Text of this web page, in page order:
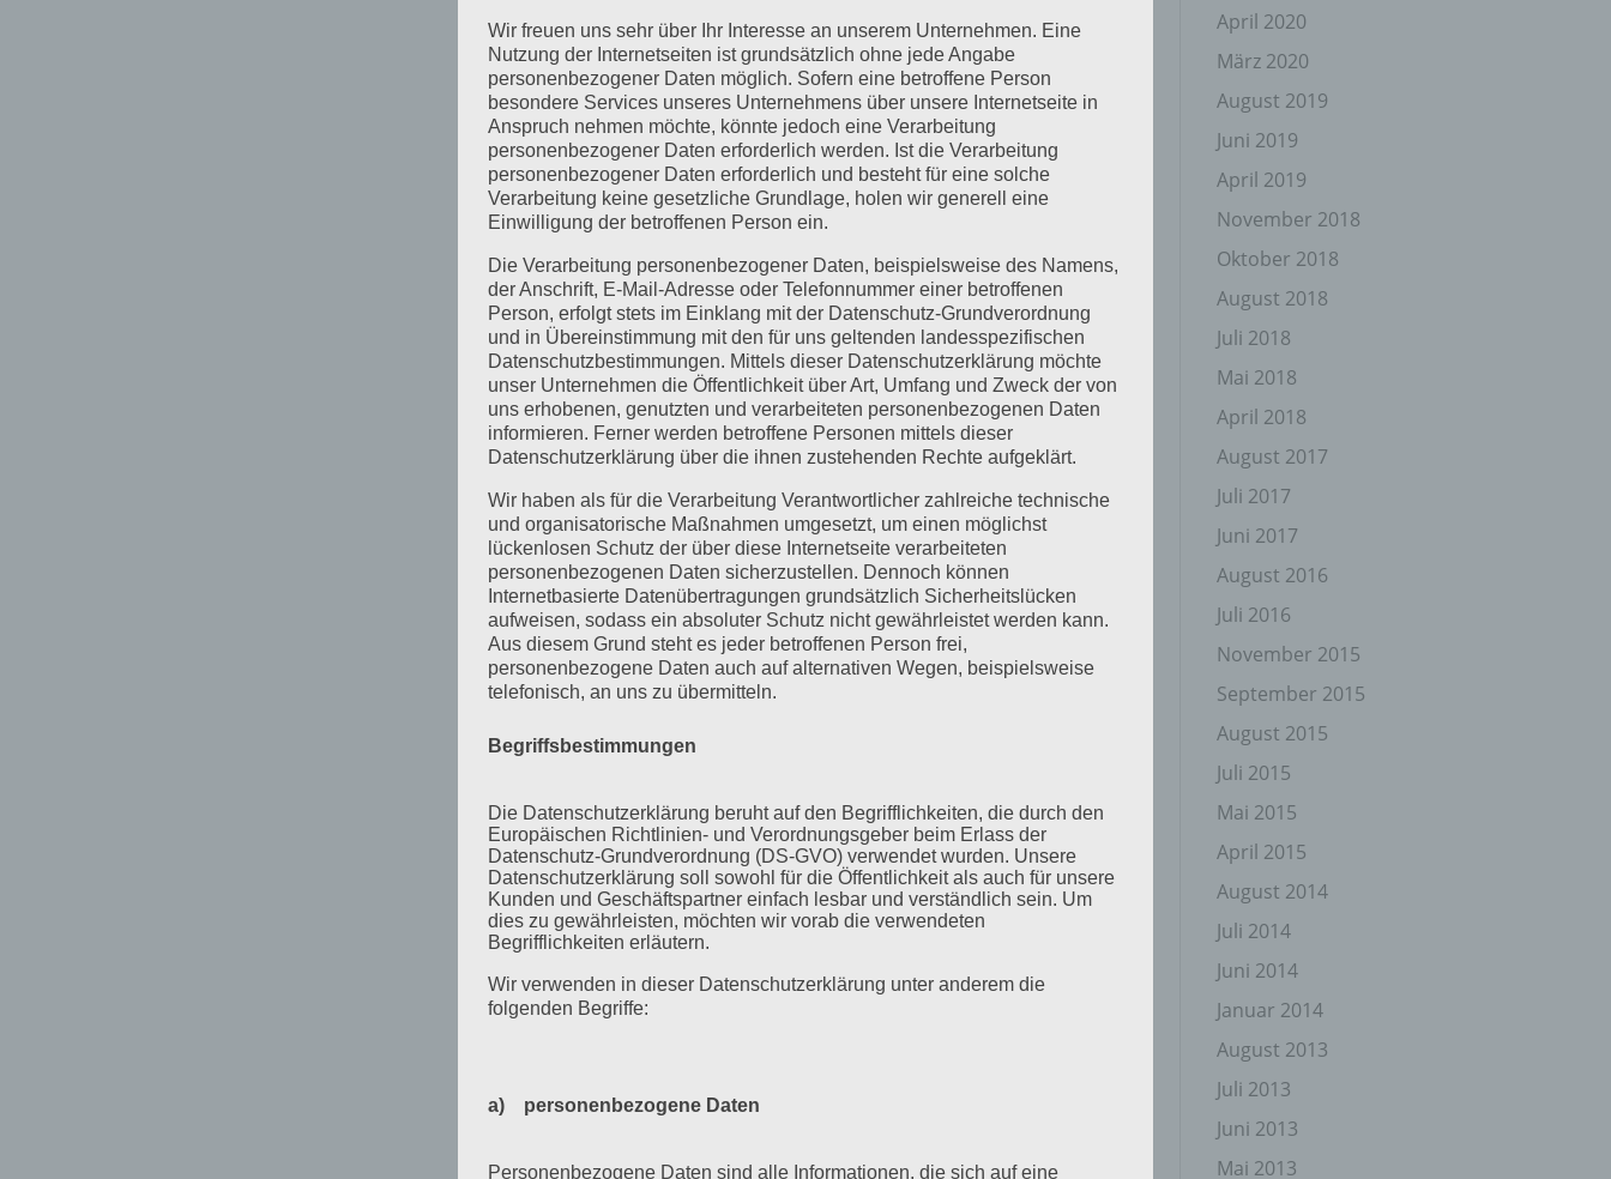
April 2020
März 2020
August 2019
Juni 2019
April 2019
November 2018
Oktober 2018
August 2018
Juli 2018
Mai 2018
April 2018
August 2017
Juli 2017
Juni 2017
August 2016
Juli 2016
November 2015
September 2015
August 2015
Juli 2015
Mai 2015
April 2015
August 2014
Juli 2014
Juni 2014
Januar 2014
August 2013
Juli 2013
Juni 2013
Mai 2013
Wir freuen uns sehr über Ihr Interesse an unserem Unternehmen. Eine
Nutzung der Internetseiten ist grundsätzlich ohne jede Angabe
personenbezogener Daten möglich. Sofern eine betroffene Person
besondere Services unseres Unternehmens über unsere Internetseite in
Anspruch nehmen möchte, könnte jedoch eine Verarbeitung
personenbezogener Daten erforderlich werden. Ist die Verarbeitung
personenbezogener Daten erforderlich und besteht für eine solche
Verarbeitung keine gesetzliche Grundlage, holen wir generell eine
Einwilligung der betroffenen Person ein.
Die Verarbeitung personenbezogener Daten, beispielsweise des Namens,
der Anschrift, E-Mail-Adresse oder Telefonnummer einer betroffenen
Person, erfolgt stets im Einklang mit der Datenschutz-Grundverordnung
und in Übereinstimmung mit den für uns geltenden landesspezifischen
Datenschutzbestimmungen. Mittels dieser Datenschutzerklärung möchte
unser Unternehmen die Öffentlichkeit über Art, Umfang und Zweck der von
uns erhobenen, genutzten und verarbeiteten personenbezogenen Daten
informieren. Ferner werden betroffene Personen mittels dieser
Datenschutzerklärung über die ihnen zustehenden Rechte aufgeklärt.
Wir haben als für die Verarbeitung Verantwortlicher zahlreiche technische
und organisatorische Maßnahmen umgesetzt, um einen möglichst
lückenlosen Schutz der über diese Internetseite verarbeiteten
personenbezogenen Daten sicherzustellen. Dennoch können
Internetbasierte Datenübertragungen grundsätzlich Sicherheitslücken
aufweisen, sodass ein absoluter Schutz nicht gewährleistet werden kann.
Aus diesem Grund steht es jeder betroffenen Person frei,
personenbezogene Daten auch auf alternativen Wegen, beispielsweise
telefonisch, an uns zu übermitteln.
Begriffsbestimmungen
Die Datenschutzerklärung beruht auf den Begrifflichkeiten, die durch den
Europäischen Richtlinien- und Verordnungsgeber beim Erlass der
Datenschutz-Grundverordnung (DS-GVO) verwendet wurden. Unsere
Datenschutzerklärung soll sowohl für die Öffentlichkeit als auch für unsere
Kunden und Geschäftspartner einfach lesbar und verständlich sein. Um
dies zu gewährleisten, möchten wir vorab die verwendeten
Begrifflichkeiten erläutern.
Wir verwenden in dieser Datenschutzerklärung unter anderem die
folgenden Begriffe:
a) personenbezogene Daten
Personenbezogene Daten sind alle Informationen, die sich auf eine